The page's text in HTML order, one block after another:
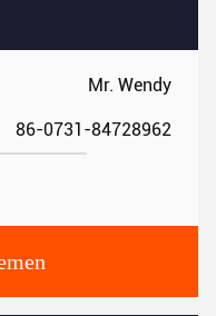
Mr. Wendy
86-0731-84728962